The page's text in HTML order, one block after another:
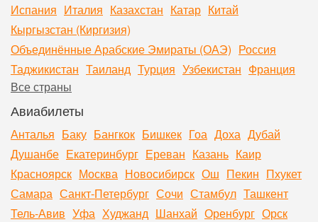
Испания Италия Казахстан Катар Китай
Кыргызстан (Киргизия)
Объединённые Арабские Эмираты (ОАЭ) Россия
Таджикистан Таиланд Турция Узбекистан Франция
Все страны
Авиабилеты
Анталья Баку Бангкок Бишкек Гоа Доха Дубай
Душанбе Екатеринбург Ереван Казань Каир
Красноярск Москва Новосибирск Ош Пекин Пхукет
Самара Санкт-Петербург Сочи Стамбул Ташкент
Тель-Авив Уфа Худжанд Шанхай Оренбург Орск